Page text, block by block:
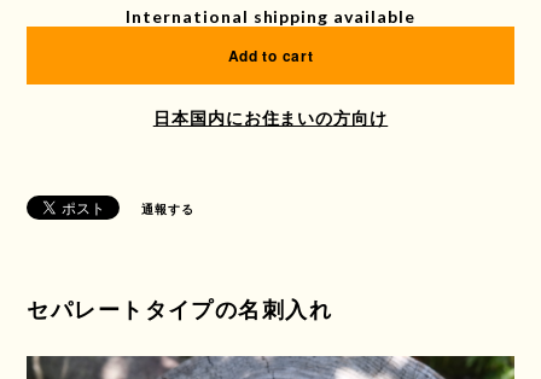
International shipping available
Add to cart
日本国内にお住まいの方向け
通報する
セパレートタイプの名刺入れ